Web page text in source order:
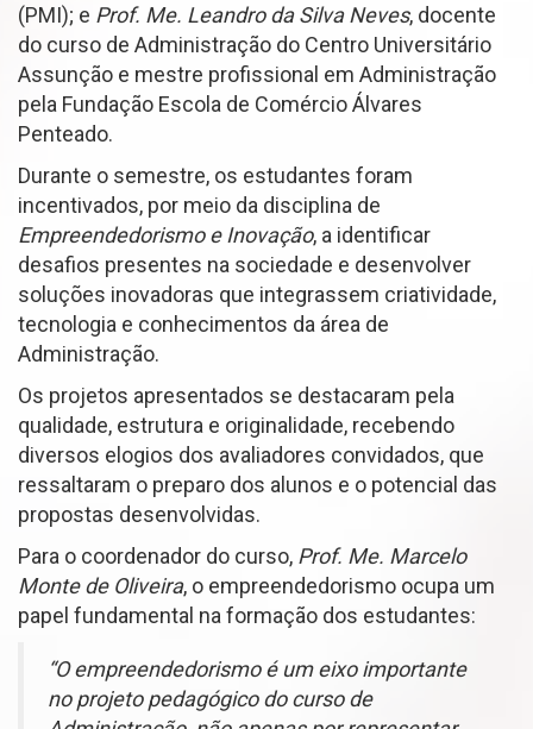
(PMI); e Prof. Me. Leandro da Silva Neves, docente
do curso de Administração do Centro Universitário
Assunção e mestre profissional em Administração
pela Fundação Escola de Comércio Álvares
Penteado.
Durante o semestre, os estudantes foram
incentivados, por meio da disciplina de
Empreendedorismo e Inovação, a identificar
desafios presentes na sociedade e desenvolver
soluções inovadoras que integrassem criatividade,
tecnologia e conhecimentos da área de
Administração.
Os projetos apresentados se destacaram pela
qualidade, estrutura e originalidade, recebendo
diversos elogios dos avaliadores convidados, que
ressaltaram o preparo dos alunos e o potencial das
propostas desenvolvidas.
Para o coordenador do curso, Prof. Me. Marcelo
Monte de Oliveira, o empreendedorismo ocupa um
papel fundamental na formação dos estudantes:
“O empreendedorismo é um eixo importante
no projeto pedagógico do curso de